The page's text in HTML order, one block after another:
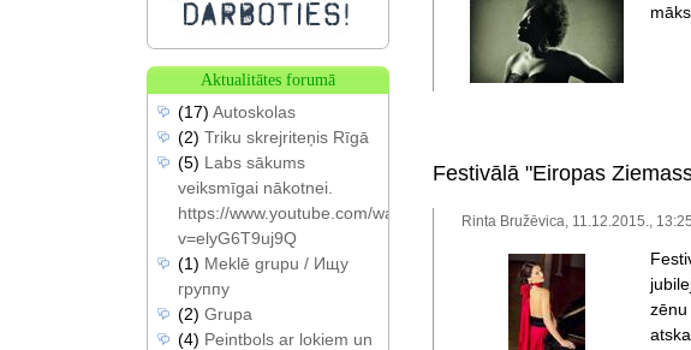
Festivālā "Eiropas
Rinta Bružēvica, 11.12.2015., 13:25
Aktualitātes forumā
(17) Autoskolas
(2) Triku skrejriteņis Rīgā
(5) Labs sākums
veiksmīgai nākotnei.
https://www.youtube.com/watch?
v=elyG6T9uj9Q
(1) Meklē grupu / Ищу
группу
(2) Grupa
(4) Peintbols ar lokiem un